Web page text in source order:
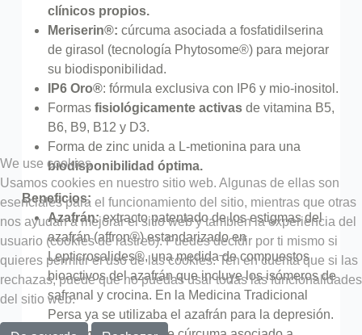
clínicos propios.
Meriserin®: cúrcuma asociada a fosfatidilserina
de girasol (tecnología Phytosome®) para mejorar
su biodisponibilidad.
IP6 Oro®: fórmula exclusiva con IP6 y mio-inositol.
Formas fisiológicamente activas de vitamina B5,
B6, B9, B12 y D3.
Forma de zinc unida a L-metionina para una
biodisponibilidad óptima.
Beneficios:
Azafrán:extracto patentado de los estigmas del
azafrán (affron®) estandarizado en
Lepticrosalides®, una medida de compuestos
bioactivos del azafrán que incluye los isómeros de
safranal y crocina. En la Medicina Tradicional
Persa ya se utilizaba el azafrán para la depresión.
We use cookies
Usamos cookies en nuestro sitio web. Algunas de ellas son
esenciales para el funcionamiento del sitio, mientras que otras
nos ayudan a mejorar el sitio web y también la experiencia del
usuario (cookies de rastreo). Puedes decidir por ti mismo si
quieres permitir el uso de las cookies. Ten en cuenta que si las
rechazas, puede que no puedas usar todas las funcionalidades
del sitio web.